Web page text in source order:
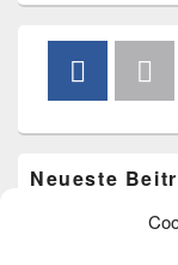
Neueste
Vorlesen im